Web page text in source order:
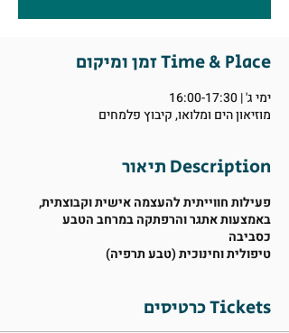
זמן ומיקום Time & Place
ימי ג' | 16:00-17:30
מוזיאון הים ומלואו, קיבוץ פלמחים
תיאור Description
פעילות חווייתית להעצמה אישית וקבוצתית,
באמצעות אתגר והרפתקה במרחב הטבע
כסביבה
טיפולית וחינוכית (טבע תרפיה)
כרטיסים Tickets